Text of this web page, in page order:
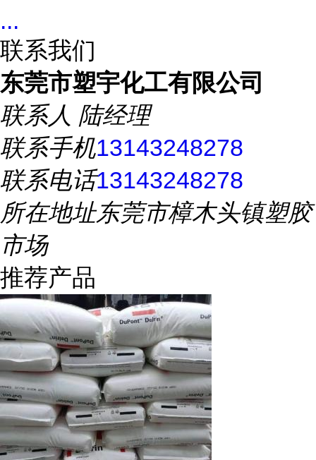
...
联系我们
东莞市塑宇化工有限公司
联系人 陆经理
联系手机13143248278
联系电话13143248278
所在地址东莞市樟木头镇塑胶
市场
推荐产品